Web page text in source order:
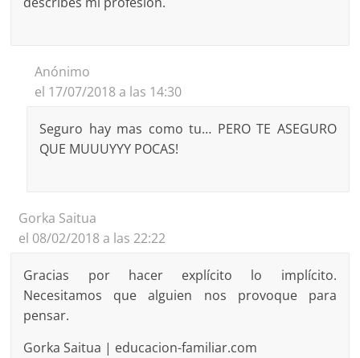
Anónimo
el 17/07/2018 a las 14:30
Seguro hay mas como tu… PERO TE ASEGURO
QUE MUUUYYY POCAS!
Gorka Saitua
el 08/02/2018 a las 22:22
Gracias por hacer explícito lo implícito.
Necesitamos que alguien nos provoque para
pensar.
Gorka Saitua | educacion-familiar.com